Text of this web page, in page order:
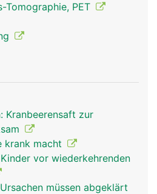
Tomographie, PET
Kranbeerensaft zur
krank macht
vor wiederkehrenden
müssen abgeklärt